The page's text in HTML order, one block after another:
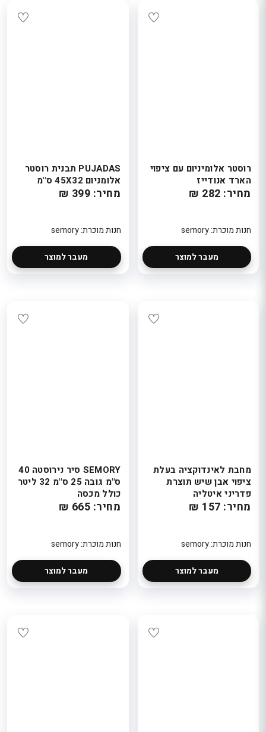
רוסטר אלומיניום עם ציפוי
הארד אנודייז
מחיר: 282 ₪
חנות מוכרת: semory
מעבר למוצר
PUJADAS תבנית רוסטר
אלומניום 45X32 ס"מ
מחיר: 399 ₪
חנות מוכרת: semory
מעבר למוצר
מחבת לאינדוקציה בעלת
ציפוי אבן שיש תוצרת
פדריני איטליה
מחיר: 157 ₪
חנות מוכרת: semory
מעבר למוצר
SEMORY סיר נירוסטה 40
ס"מ גובה 25 ס"מ 32 ליטר
כולל מכסה
מחיר: 665 ₪
חנות מוכרת: semory
מעבר למוצר